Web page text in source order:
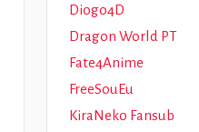
Diogo4D
Dragon World PT
Fate4Anime
FreeSouEu
KiraNeko Fansub